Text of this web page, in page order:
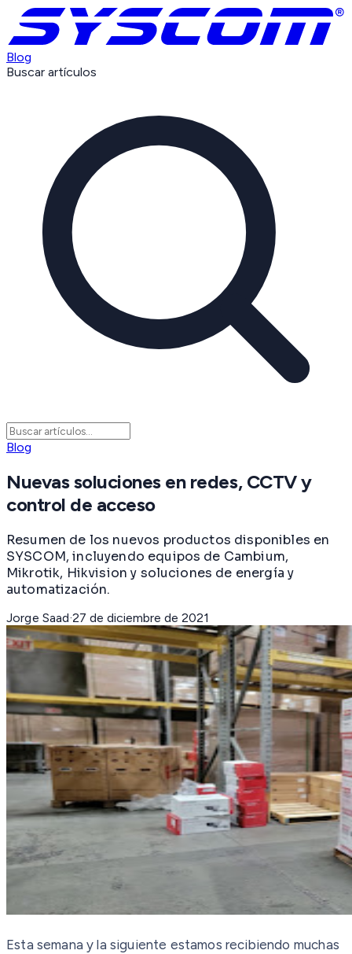
Blog
Buscar artículos
Blog
Nuevas soluciones en redes, CCTV y
control de acceso
Resumen de los nuevos productos disponibles en
SYSCOM, incluyendo equipos de Cambium,
Mikrotik, Hikvision y soluciones de energía y
automatización.
Jorge Saad·27 de diciembre de 2021
Esta semana y la siguiente estamos recibiendo muchas